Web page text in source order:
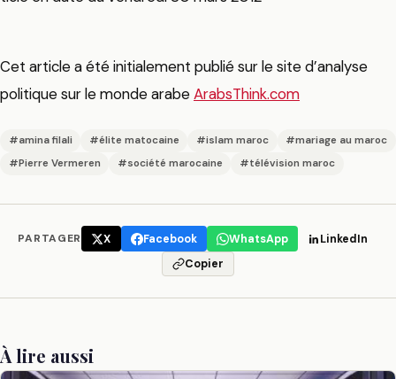
Cet article a été initialement publié sur le site d’analyse
politique sur le monde arabeArabsThink.com
#amina filali #élite matocaine #islam maroc
#mariage au maroc
#Pierre Vermeren
#société marocaine #télévision maroc
PARTAGER X Facebook WhatsApp
LinkedIn
Copier
À lire aussi